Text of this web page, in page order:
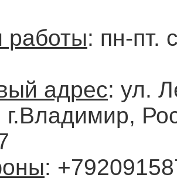
работы: пн-пт.
адрес: ул.
г.Владимир,
: